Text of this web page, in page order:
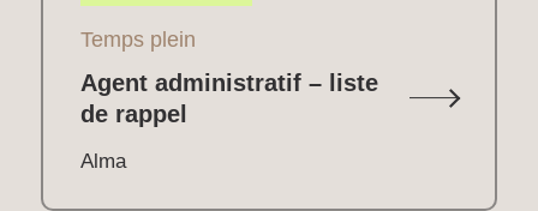
Temps plein
Agent administratif – liste
de rappel
Alma